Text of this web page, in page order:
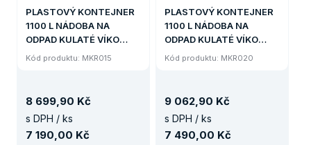
PLASTOVÝ KONTEJNER
1100 L NÁDOBA NA
ODPAD KULATÉ VÍKO
ČERNÁ
Kód produktu: MKR015
8 699 90 Kč
s DPH / ks
7 190 00 Kč
PLASTOVÝ KONTEJNER
1100 L NÁDOBA NA
ODPAD KULATÉ VÍKO
VHOZ VE VÍKU MODRÁ
Kód produktu: MKR020
9 062 90 Kč
s DPH / ks
7 490 00 Kč